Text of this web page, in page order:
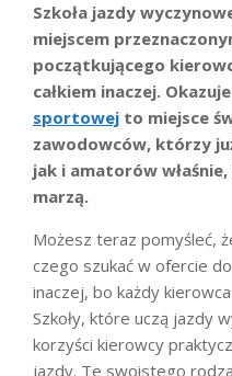
Szkoła jazdy
miejscem
początkującego
całkiem inaczej.
sportowej to miejsce
zawodowców, którzy
jak i amatorów
marzą.
Możesz teraz pomyśleć,
czego szukać w ofercie
inaczej, bo każdy
Szkoły, które uczą jazdy
korzyści kierowcy
jazdy. Te swoistego